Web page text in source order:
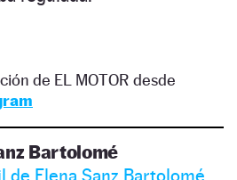
de EL MOTOR desde
Bartolomé
de Elena Sanz Bartolomé